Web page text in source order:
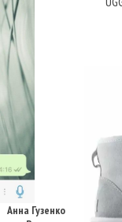
Анна Гузенко
г.Воронеж